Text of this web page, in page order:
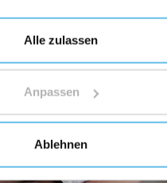
Alle zulassen
Anpassen
Ablehnen